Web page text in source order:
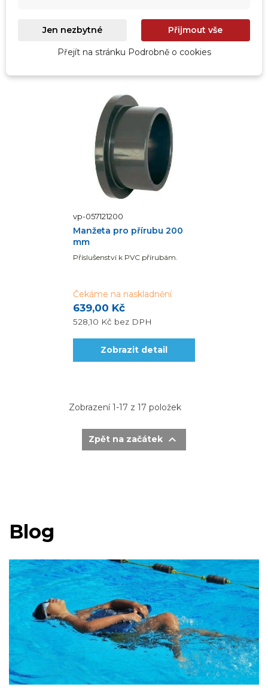
Přidat do košíku
32,23 Kčbez DPH
Zobrazit detail
vp-057121200
Manžeta pro přírubu 200
mm
Příslušenství k PVC přírubám.
639,00 Kč
528,10 Kč bez DPH
Čekáme na naskladnění
Zobrazit detail
Zobrazení 1-17 z 17 položek
Zpět na začátek 
Blog
Jen nezbytné Přijmout vše
Přejít na stránku Podrobně o cookies